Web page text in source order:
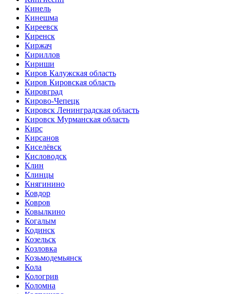
Кинель
Кинешма
Киреевск
Киренск
Киржач
Кириллов
Кириши
Киров Калужская область
Киров Кировская область
Кировград
Кирово-Чепецк
Кировск Ленинградская область
Кировск Мурманская область
Кирс
Кирсанов
Киселёвск
Кисловодск
Клин
Клинцы
Княгинино
Ковдор
Ковров
Ковылкино
Когалым
Кодинск
Козельск
Козловка
Козьмодемьянск
Кола
Кологрив
Коломна